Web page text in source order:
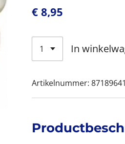
€ 8,95
In
Artikelnummer: